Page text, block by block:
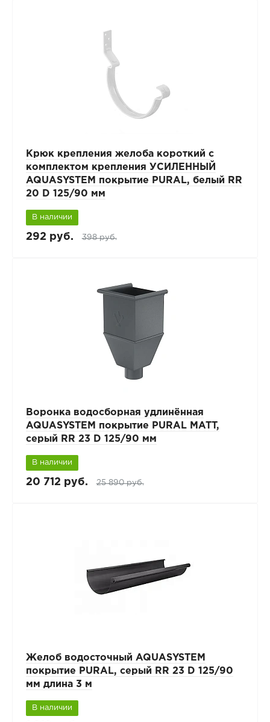
Крюк крепления желоба короткий с
комплектом крепления УСИЛЕННЫЙ
AQUASYSTEM покрытие PURAL, белый RR
20 D 125/90 мм
В наличии
292 руб. 398 руб.
Воронка водосборная удлинённая
AQUASYSTEM покрытие PURAL MATT,
серый RR 23 D 125/90 мм
В наличии
20 712 руб. 25 890 руб.
Желоб водосточный AQUASYSTEM
покрытие PURAL, серый RR 23 D 125/90
мм длина 3 м
В наличии